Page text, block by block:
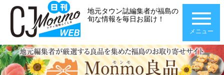
地元タウン誌編集者が福島の
旬な情報を毎日お届け！
メニュー